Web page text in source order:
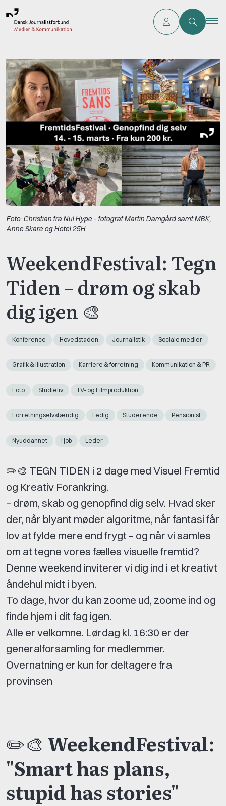
Foto: Christian fra Nul Hype - fotograf Martin Damgård samt MBK,
Anne Skare og Hotel 25H
WeekendFestival: Tegn
Tiden – drøm og skab
dig igen 🎨
Konference Hovedstaden Journalistik Sociale medier
Grafik & illustration Karriere & forretning Kommunikation & PR
Foto Studieliv TV- og Filmproduktion
Forretningselvstændig Ledig Studerende Pensionist
Nyuddannet I job Leder
✏️🎨 TEGN TIDEN i 2 dage med Visuel Fremtid
og Kreativ Forankring.
– drøm, skab og genopfind dig selv. Hvad sker
der, når blyant møder algoritme, når fantasi får
lov at fylde mere end frygt – og når vi samles
om at tegne vores fælles visuelle fremtid?
Denne weekend inviterer vi dig ind i et kreativt
åndehul midt i byen.
To dage, hvor du kan zoome ud, zoome ind og
finde hjem i dit fag igen.
Alle er velkomne. Lørdag kl. 16:30 er der
generalforsamling for medlemmer.
Overnatning er kun for deltagere fra
provinsen
✏️🎨 WeekendFestival:
"Smart has plans,
stupid has stories"